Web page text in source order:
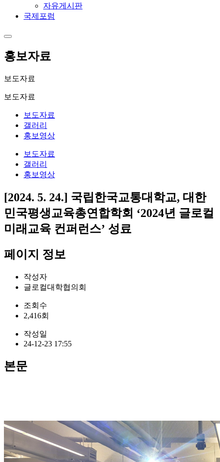
자유게시판
국제포럼
홍보자료
보도자료
보도자료
보도자료
갤러리
홍보영상
보도자료
갤러리
홍보영상
[2024. 5. 24.] 국립한국교통대학교, 대한
민국평생교육총연합학회 ‘2024년 글로컬
미래교육 컨퍼런스’ 성료
페이지 정보
작성자
글로컬대학협의회
조회수
2,416회
작성일
24-12-23 17:55
본문